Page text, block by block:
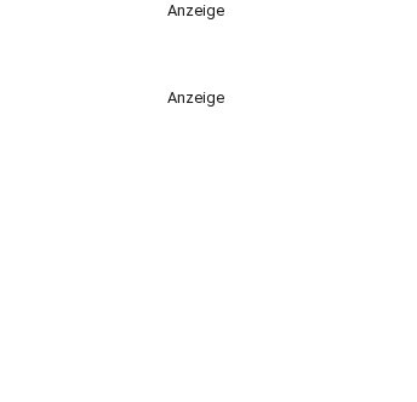
Anzeige
Anzeige